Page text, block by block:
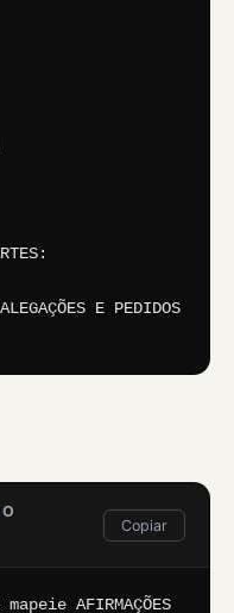
E PEDIDOS
Copiar
AFIRMAÇÕES